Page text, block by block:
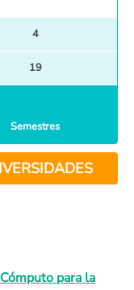
4
19
Semestres
para la